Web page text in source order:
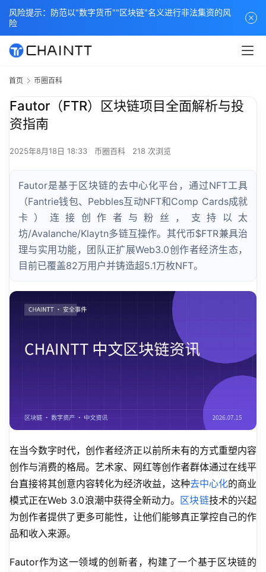
首页 币圈百科
Fautor（FTR）区块链项目全面解析与投
资指南
2025年8月18日 18:33 币圈百科 218 次浏览
Fautor是基于区块链的去中心化平台，通过NFT工具
（Fantrie钱包、Pebbles互动NFT和Comp Cards成就
卡）连接创作者与粉丝，支持以太
坊/Avalanche/Klaytn多链互操作。其代币$FTR兼具治
理与实用功能，团队正扩展Web3.0创作者经济生态，
目前已覆盖82万用户并铸造超5.1万枚NFT。
在当今数字时代，创作者经济正以前所未有的方式重塑内容
创作与消费的格局。艺术家、网红等创作者群体通过在线平
台直接将其创意内容转化为经济收益，这种去中心化的商业
模式正在Web 3.0浪潮中获得全新动力。 区块链技术的兴起
为创作者提供了更多可能性，让他们能够真正掌控自己的作
品和收入来源。
Fautor作为这一领域的创新者，构建了一个基于区块链的
风险提示：防范以"数字货币""区块链"名义进行非法集资的风
险